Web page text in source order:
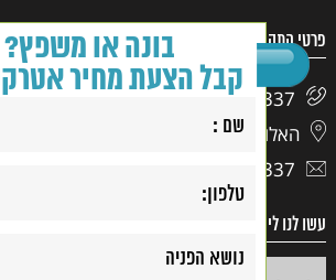
בונה או משפץ?
קבל הצעת מחיר
פרטי התקשרות
03-9417337
האלוף דוד 17, ראשון לציון
03-9417337
עשו לנו לייק